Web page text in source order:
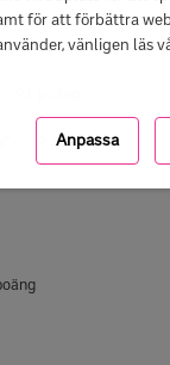
för att förbättra
vänligen läs
Anpassa
– 79 poäng